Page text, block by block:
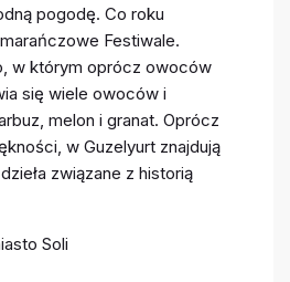
pogodę. Co roku
Festiwale.
w którym oprócz owoców
się wiele owoców i
melon i granat. Oprócz
w Guzelyurt znajdują
związane z historią
Soli